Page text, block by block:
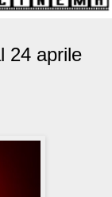
24 aprile